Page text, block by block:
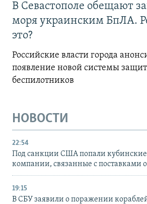
В Севастополе обещают
моря украинским БпЛА.
это?
Российские власти города
появление новой системы
беспилотников
НОВОСТИ
22:54
Под санкции США попали
компании, связанные с поставками
19:15
В СБУ заявили о поражении